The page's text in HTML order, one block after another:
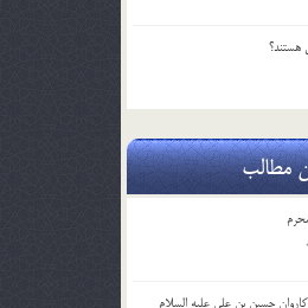
هستند؟
مطالب
حسین بن علی علیه السلام